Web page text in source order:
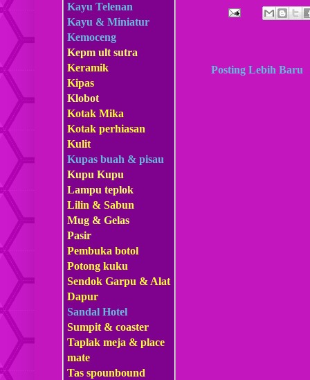
Posting Lebih Baru
Kayu Telenan
Kayu & Miniatur
Kemoceng
Kepm ult sutra
Keramik
Kipas
Klobot
Kotak Mika
Kotak perhiasan
Kulit
Kupas buah & pisau
Kupu Kupu
Lampu teplok
Lilin & Sabun
Mug & Gelas
Pasir
Pembuka botol
Potong kuku
Sendok Garpu & Alat
Dapur
Sandal Hotel
Sumpit & coaster
Taplak meja & place
mate
Tas spounbound